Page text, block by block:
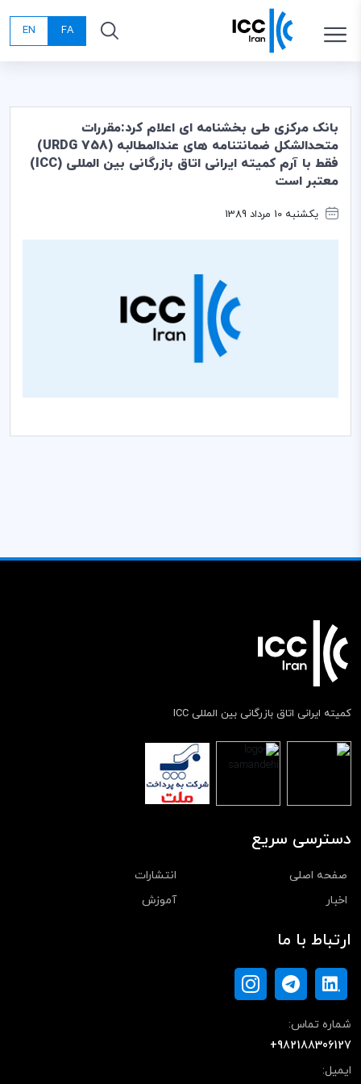
FA
EN
بانک مرکزی طی بخشنامه ای اعلام کرد:مقررات
متحدالشکل ضمانتنامه های عندالمطالبه (URDG 758)
فقط با آرم کمیته ایرانی اتاق بازرگانی بین المللی (ICC)
معتبر است
یکشنبه 10 مرداد 1389
کمیته ایرانی اتاق بازرگانی بین المللی ICC
دسترسی سریع
صفحه اصلی
انتشارات
اخبار
آموزش
ارتباط با ما
شماره تماس:
+982188306127
ایمیل: